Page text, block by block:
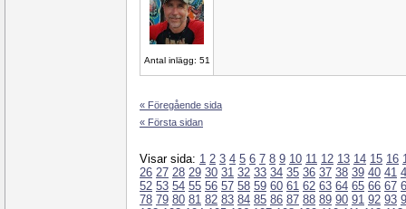
Antal inlägg: 51
« Föregående sida
« Första sidan
Visar sida: 1 2 3 4 5 6 7 8 9 10 11 12 13 14 15 16
26 27 28 29 30 31 32 33 34 35 36 37 38 39 40 41
52 53 54 55 56 57 58 59 60 61 62 63 64 65 66 67
78 79 80 81 82 83 84 85 86 87 88 89 90 91 92 93